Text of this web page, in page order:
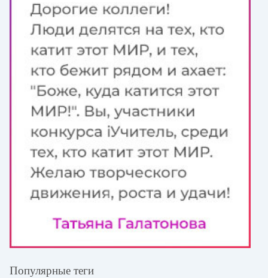
Популярные теги